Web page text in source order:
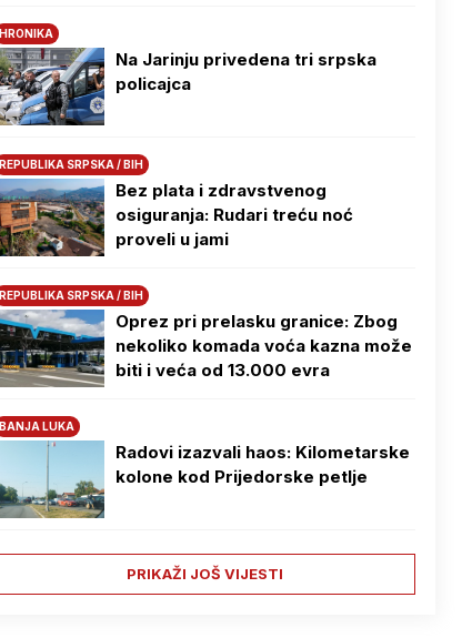
HRONIKA
Na Јarinju privedena tri srpska
policajca
REPUBLIKA SRPSKA / BIH
Bez plata i zdravstvenog
osiguranja: Rudari treću noć
proveli u jami
REPUBLIKA SRPSKA / BIH
Oprez pri prelasku granice: Zbog
nekoliko komada voća kazna može
biti i veća od 13.000 evra
BANJA LUKA
Radovi izazvali haos: Kilometarske
kolone kod Prijedorske petlje
PRIKAŽI JOŠ VIJESTI